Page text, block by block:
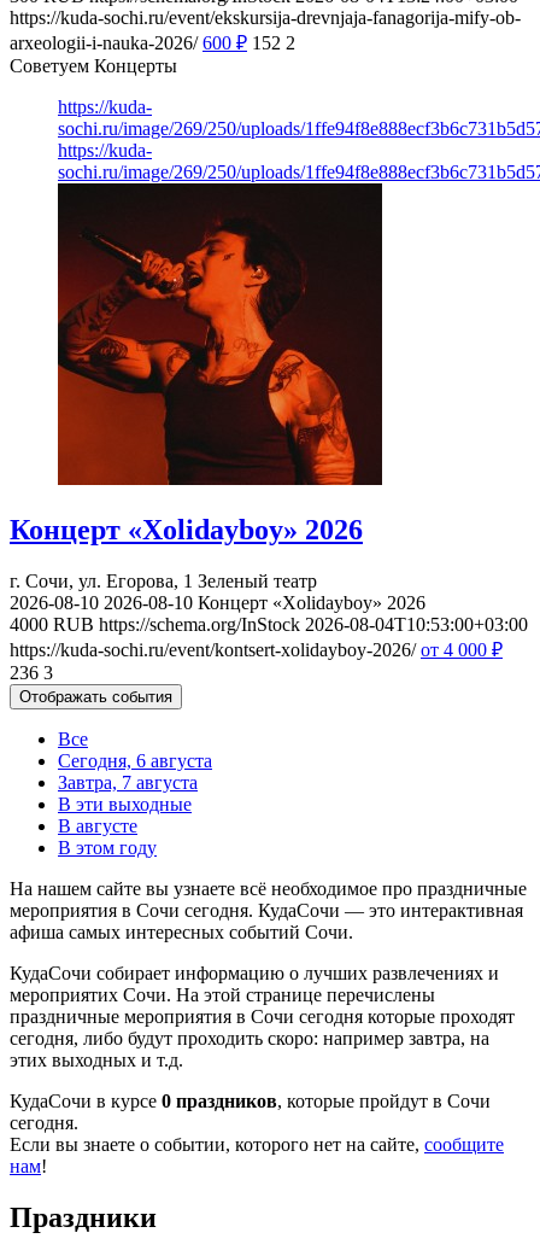
https://kuda-sochi.ru/event/ekskursija-drevnjaja-fanagorija-mify-ob-
arxeologii-i-nauka-2026/ 600 ₽ 152 2
Советуем Концерты
https://kuda-
sochi.ru/image/269/250/uploads/
https://kuda-
sochi.ru/image/269/250/uploads/
Концерт «Xolidayboy» 2026
г. Сочи, ул. Егорова, 1 Зеленый театр
2026-08-10 2026-08-10 Концерт «Xolidayboy» 2026
4000 RUB https://schema.org/InStock 2026-08-04T10:53:00+03:00
https://kuda-sochi.ru/event/kontsert-xolidayboy-2026/ от 4 000 ₽
236 3
Отображать события
Все
Сегодня, 6 августа
Завтра, 7 августа
В эти выходные
В августе
В этом году
На нашем сайте вы узнаете всё необходимое про праздничные
мероприятия в Сочи сегодня. КудаСочи — это интерактивная
афиша самых интересных событий Сочи.
КудаСочи собирает информацию о лучших развлечениях и
мероприятих Сочи. На этой странице перечислены
праздничные мероприятия в Сочи сегодня которые проходят
сегодня, либо будут проходить скоро: например завтра, на
этих выходных и т.д.
КудаСочи в курсе 0 праздников, которые пройдут в Сочи
сегодня.
Если вы знаете о событии, которого нет на сайте, сообщите
нам!
Праздники